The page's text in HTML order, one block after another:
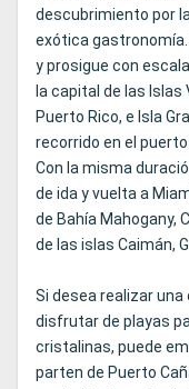
descubrimiento por
exótica
y prosigue con
la capital de las Islas
Puerto Rico, e Isla
recorrido en el
Con la misma
de ida y vuelta a
de Bahía Mahogany,
de las islas Caimán,
Si desea realizar
disfrutar de playas
cristalinas, puede
parten de Puerto